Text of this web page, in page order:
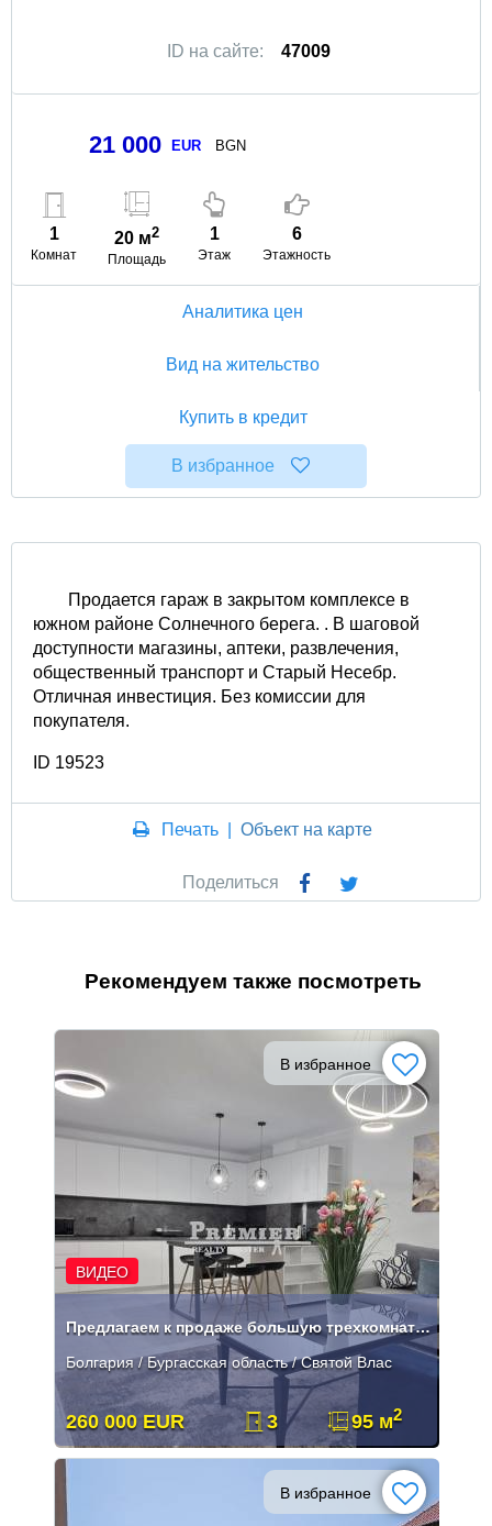
47009
ID на сайте:
21 000 EUR BGN
1
Комнат
20 м2
Площадь
1
Этаж
6
Этажность
Аналитика цен
Вид на жительство
Купить в кредит
В избранное
Продается гараж в закрытом комплексе в
южном районе Солнечного берега. . В шаговой
доступности магазины, аптеки, развлечения,
общественный транспорт и Старый Несебр.
Отличная инвестиция. Без комиссии для
покупателя.
ID 19523
Печать |Объект на карте
Поделиться
Рекомендуем также посмотреть
В избранное
ВИДЕО
Предлагаем к продаже большую трехкомнатную квартиру .
Болгария / Бургасская область / Святой Влас
260 000 EUR 3 95 м2
В избранное